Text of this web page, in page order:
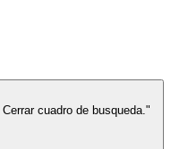
Cerrar cuadro de busqueda."